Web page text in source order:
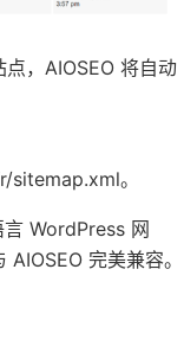
，AIOSEO 将自动
。
WordPress 网
完美兼容。